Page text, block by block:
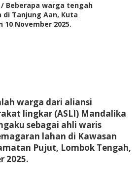
/ Beberapa warga tengah
Tanjung Aan, Kuta
10 November 2025.
warga dari aliansi
lingkar (ASLI) Mandalika
sebagai ahli waris
lahan di Kawasan
Pujut, Lombok Tengah,
2025.